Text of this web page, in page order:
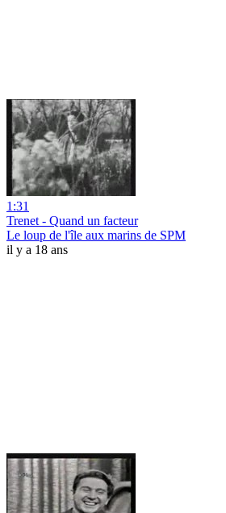
1:31
Trenet - Quand un facteur
Le loup de l'île aux marins de SPM
il y a 18 ans